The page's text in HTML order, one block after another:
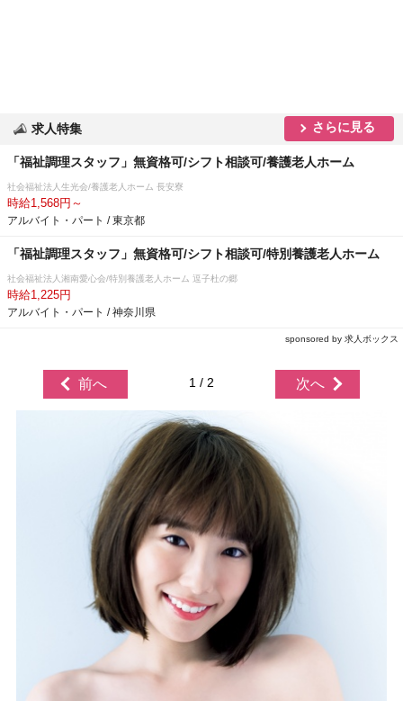
求人特集 さらに見る
「福祉調理スタッフ」無資格可/シフト相談可/養護老人ホーム
社会福祉法人生光会/養護老人ホーム 長安寮
時給1,568円～
アルバイト・パート / 東京都
「福祉調理スタッフ」無資格可/シフト相談可/特別養護老人ホーム
社会福祉法人湘南愛心会/特別養護老人ホーム 逗子杜の郷
時給1,225円
アルバイト・パート / 神奈川県
sponsored by 求人ボックス
前へ 1 / 2 次へ